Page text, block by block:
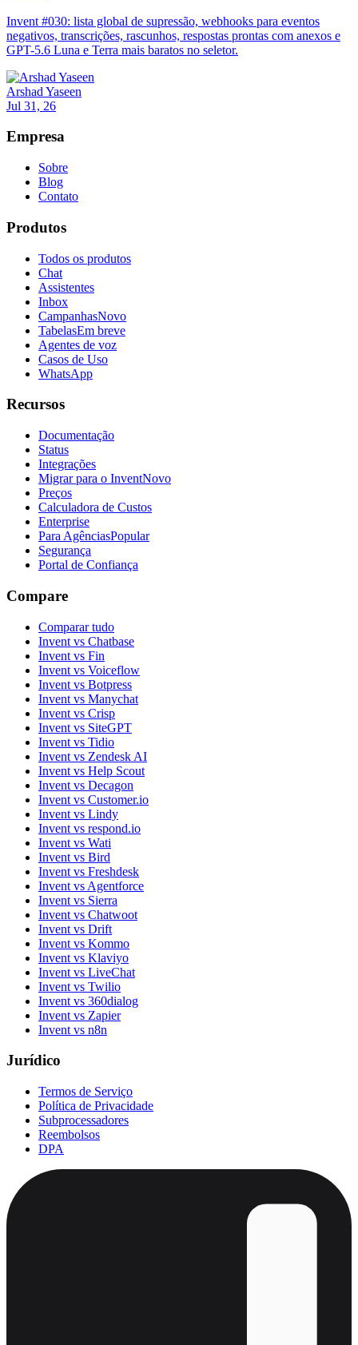
Invent #030: lista global de supressão, webhooks para eventos
negativos, transcrições, rascunhos, respostas prontas com anexos e
GPT-5.6 Luna e Terra mais baratos no seletor.
Arshad Yaseen
Jul 31, 26
Empresa
Sobre
Blog
Contato
Produtos
Todos os produtos
Chat
Assistentes
Inbox
CampanhasNovo
TabelasEm breve
Agentes de voz
Casos de Uso
WhatsApp
Recursos
Documentação
Status
Integrações
Migrar para o InventNovo
Preços
Calculadora de Custos
Enterprise
Para AgênciasPopular
Segurança
Portal de Confiança
Compare
Comparar tudo
Invent vs Chatbase
Invent vs Fin
Invent vs Voiceflow
Invent vs Botpress
Invent vs Manychat
Invent vs Crisp
Invent vs SiteGPT
Invent vs Tidio
Invent vs Zendesk AI
Invent vs Help Scout
Invent vs Decagon
Invent vs Customer.io
Invent vs Lindy
Invent vs respond.io
Invent vs Wati
Invent vs Bird
Invent vs Freshdesk
Invent vs Agentforce
Invent vs Sierra
Invent vs Chatwoot
Invent vs Drift
Invent vs Kommo
Invent vs Klaviyo
Invent vs LiveChat
Invent vs Twilio
Invent vs 360dialog
Invent vs Zapier
Invent vs n8n
Jurídico
Termos de Serviço
Política de Privacidade
Subprocessadores
Reembolsos
DPA